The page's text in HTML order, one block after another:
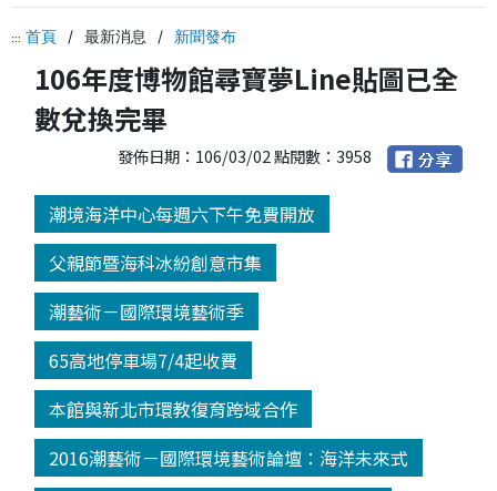
::: 首頁 / 最新消息 / 新聞發布
106年度博物館尋寶夢Line貼圖已全
數兌換完畢
發佈日期：106/03/02 點閱數：3958
潮境海洋中心每週六下午免費開放
父親節暨海科冰紛創意市集
潮藝術－國際環境藝術季
65高地停車場7/4起收費
本館與新北市環教復育跨域合作
2016潮藝術－國際環境藝術論壇：海洋未來式